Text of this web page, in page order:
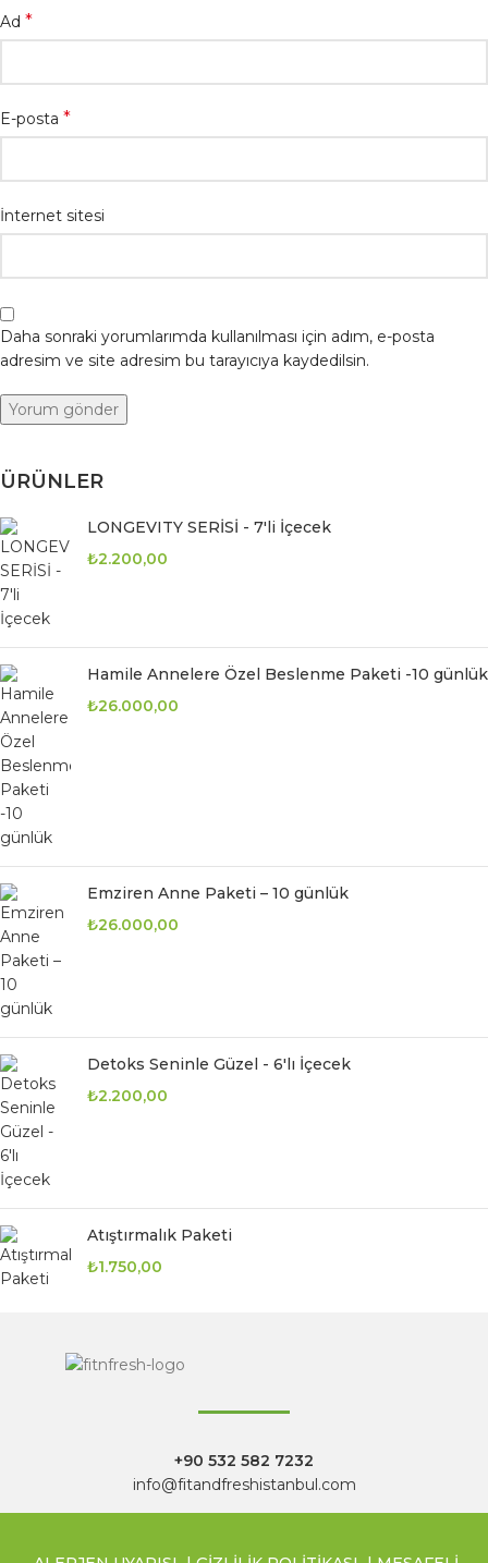
Ad *
E-posta *
İnternet sitesi
Daha sonraki yorumlarımda kullanılması için adım, e-posta
adresim ve site adresim bu tarayıcıya kaydedilsin.
ÜRÜNLER
LONGEVITY SERİSİ - 7'li İçecek
₺2.200,00
Hamile Annelere Özel Beslenme Paketi -10 günlük
₺26.000,00
Emziren Anne Paketi – 10 günlük
₺26.000,00
Detoks Seninle Güzel - 6'lı İçecek
₺2.200,00
Atıştırmalık Paketi
₺1.750,00
+90 532 582 7232
info@fitandfreshistanbul.com